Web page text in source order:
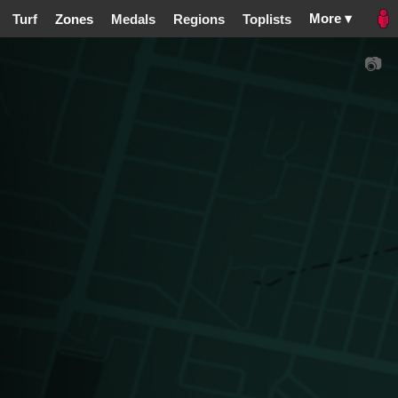
Turf Zones Medals Regions Toplists More ▾
📷